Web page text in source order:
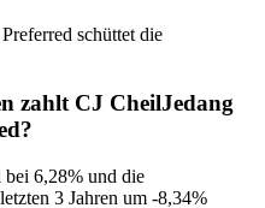
schüttet die
zahlt CJ CheilJedang
6,28% und die
3 Jahren um -8,34%